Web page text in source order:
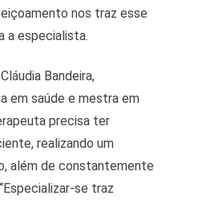
nos traz esse
a especialista.
Bandeira,
em saúde e mestra em
precisa ter
realizando um
além de constantemente
se traz